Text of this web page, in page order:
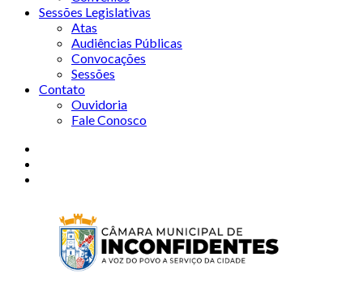
Sessões Legislativas
Atas
Audiências Públicas
Convocações
Sessões
Contato
Ouvidoria
Fale Conosco